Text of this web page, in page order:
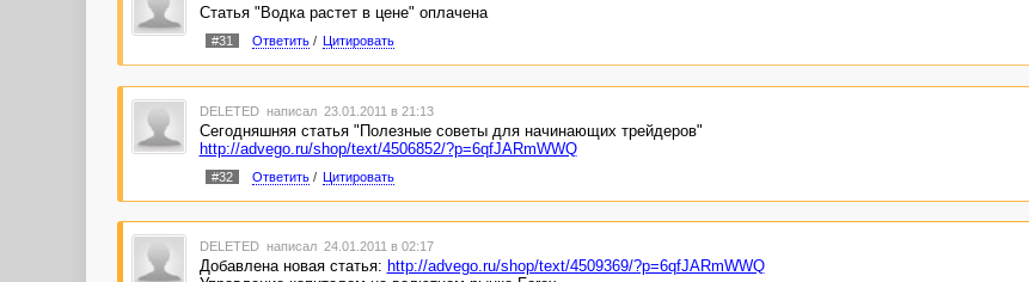
Статья "Водка растет в цене" оплачена
#31 Ответить/ Цитировать
DELETED написал 23.01.2011 в 21:13
Сегодняшняя статья "Полезные советы для начинающих трейдеров"
http://advego.ru/shop/text/4506852/?p=6qfJARmWWQ
#32 Ответить/ Цитировать
DELETED написал 24.01.2011 в 02:17
Добавлена новая статья: http://advego.ru/shop/text/4509369/?p=6qfJARmWWQ